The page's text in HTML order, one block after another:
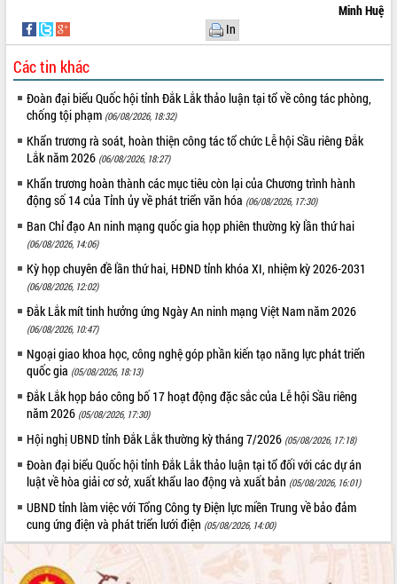
Hội thảo góp ý hồ sơ điều chỉnh quy
hoạch tỉnh Đắk Lắk thời kỳ 2021-2030,
tầm nhìn đến năm 2050
Nâng cao hiệu quả hoạt động của các
doanh nghiệp nhà nước
Hội nghị triển khai kết nối mạng
truyền số liệu chuyên dùng phục vụ cơ
quan Đảng, Nhà nước
Lễ phát động chuỗi hoạt động chung
tay làm sạch môi trường
Xã Ea Kar bước chuyển mình trong
công tác cải cách hành chính mô hình
mới
UBND tỉnh họp báo định kỳ tháng 4
năm 2026
Hội thảo khoa học “Giải pháp thúc đẩy
phát triển nền kinh tế xanh tại tỉnh
Đắk Lắk”
Tăng cường giám sát, đôn đốc thực
hiện nhiệm vụ quản lý tài sản công
hàng tuần
Tháo gỡ những vướng mắc, đẩy mạnh
công tác cải cách thủ tục hành chính
tại Trung tâm Phục vụ hành chính
công tỉnh
Đắk Lắk: Tôn vinh 46 giải pháp tại Hội
thi Sáng tạo Kỹ thuật 2024 - 2025
Đắk Lắk rà soát, điều chỉnh Đề án 190
về phát triển nuôi trồng thủy sản
Minh Huệ
In
Các tin khác
Đoàn đại biểu Quốc hội tỉnh Đắk Lắk thảo luận tại tổ về công tác phòng,
chống tội phạm (06/08/2026, 18:32)
Khẩn trương rà soát, hoàn thiện công tác tổ chức Lễ hội Sầu riêng Đắk
Lắk năm 2026 (06/08/2026, 18:27)
Khẩn trương hoàn thành các mục tiêu còn lại của Chương trình hành
động số 14 của Tỉnh ủy về phát triển văn hóa (06/08/2026, 17:30)
Ban Chỉ đạo An ninh mạng quốc gia họp phiên thường kỳ lần thứ hai
(06/08/2026, 14:06)
Kỳ họp chuyên đề lần thứ hai, HĐND tỉnh khóa XI, nhiệm kỳ 2026-2031
(06/08/2026, 12:02)
Đắk Lắk mít tinh hưởng ứng Ngày An ninh mạng Việt Nam năm 2026
(06/08/2026, 10:47)
Ngoại giao khoa học, công nghệ góp phần kiến tạo năng lực phát triển
quốc gia (05/08/2026, 18:13)
Đắk Lắk họp báo công bố 17 hoạt động đặc sắc của Lễ hội Sầu riêng
năm 2026 (05/08/2026, 17:30)
Hội nghị UBND tỉnh Đắk Lắk thường kỳ tháng 7/2026 (05/08/2026, 17:18)
Đoàn đại biểu Quốc hội tỉnh Đắk Lắk thảo luận tại tổ đối với các dự án
luật về hòa giải cơ sở, xuất khẩu lao động và xuất bản (05/08/2026, 16:01)
UBND tỉnh làm việc với Tổng Công ty Điện lực miền Trung về bảo đảm
cung ứng điện và phát triển lưới điện (05/08/2026, 14:00)